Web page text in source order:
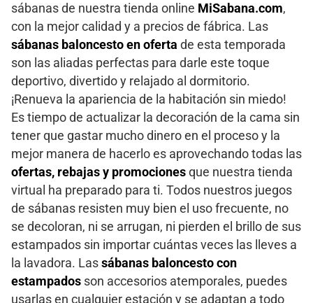
sábanas de nuestra tienda online MiSabana.com,
con la mejor calidad y a precios de fábrica. Las
sábanas baloncesto en oferta de esta temporada
son las aliadas perfectas para darle este toque
deportivo, divertido y relajado al dormitorio.
¡Renueva la apariencia de la habitación sin miedo!
Es tiempo de actualizar la decoración de la cama sin
tener que gastar mucho dinero en el proceso y la
mejor manera de hacerlo es aprovechando todas las
ofertas, rebajas y promociones que nuestra tienda
virtual ha preparado para ti. Todos nuestros juegos
de sábanas resisten muy bien el uso frecuente, no
se decoloran, ni se arrugan, ni pierden el brillo de sus
estampados sin importar cuántas veces las lleves a
la lavadora. Las sábanas baloncesto con
estampados son accesorios atemporales, puedes
usarlas en cualquier estación y se adaptan a todo